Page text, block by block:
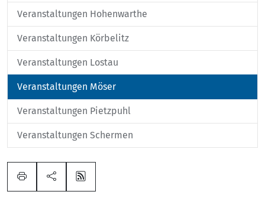
Veranstaltungen Hohenwarthe
Veranstaltungen Körbelitz
Veranstaltungen Lostau
Veranstaltungen Möser
Veranstaltungen Pietzpuhl
Veranstaltungen Schermen